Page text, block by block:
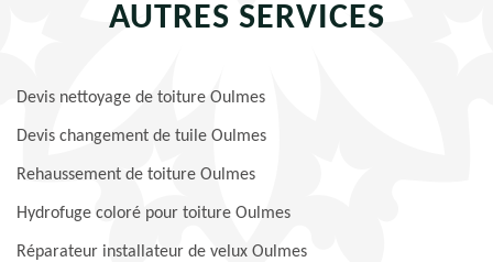
AUTRES SERVICES
Devis nettoyage de toiture Oulmes
Devis changement de tuile Oulmes
Rehaussement de toiture Oulmes
Hydrofuge coloré pour toiture Oulmes
Réparateur installateur de velux Oulmes